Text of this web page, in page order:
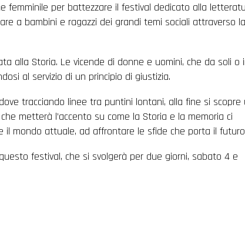
femminile per battezzare il festival dedicato alla
a bambini e ragazzi dei grandi temi sociali attraverso la
alla Storia. Le vicende di donne e uomini, che da soli o
al servizio di un principio di giustizia.
tracciando linee tra puntini lontani, alla fine si scopre
metterà l’accento su come la Storia e la memoria ci
il mondo attuale, ad affrontare le sfide che porta il
festival, che si svolgerà per due giorni, sabato 4 e